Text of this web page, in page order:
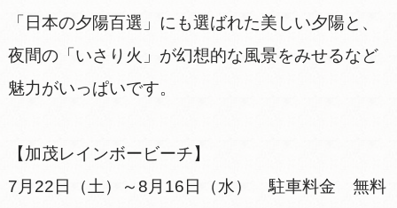
「日本の夕陽百選」にも選ばれた美しい夕陽と、
夜間の「いさり火」が幻想的な風景をみせるなど
魅力がいっぱいです。
【加茂レインボービーチ】
7月22日（土）～8月16日（水） 駐車料金 無料